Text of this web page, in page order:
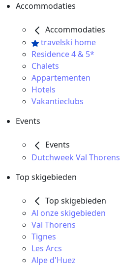
Accommodaties
Accommodaties
travelski home
Residence 4 & 5*
Chalets
Appartementen
Hotels
Vakantieclubs
Events
Events
Dutchweek Val Thorens
Top skigebieden
Top skigebieden
Al onze skigebieden
Val Thorens
Tignes
Les Arcs
Alpe d'Huez